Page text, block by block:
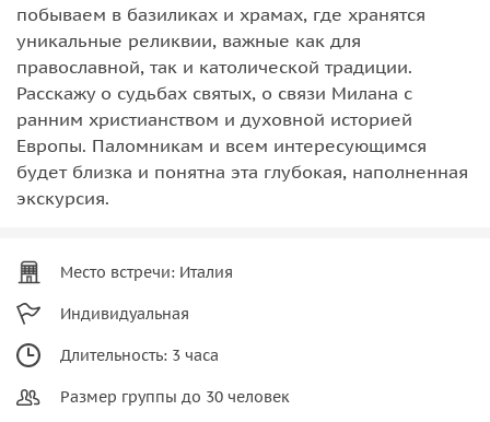
побываем в базиликах и храмах, где хранятся
уникальные реликвии, важные как для
православной, так и католической традиции.
Расскажу о судьбах святых, о связи Милана с
ранним христианством и духовной историей
Европы. Паломникам и всем интересующимся
будет близка и понятна эта глубокая, наполненная
экскурсия.
Место встречи: Италия
Индивидуальная
Длительность: 3 часа
Размер группы до 30 человек